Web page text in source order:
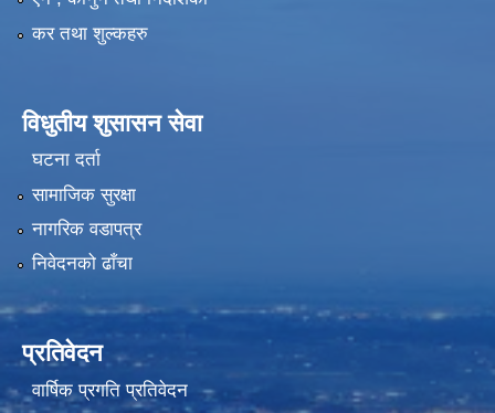
कर तथा शुल्कहरु
विधुतीय शुसासन सेवा
घटना दर्ता
सामाजिक सुरक्षा
नागरिक वडापत्र
निवेदनको ढाँचा
प्रतिवेदन
वार्षिक प्रगति प्रतिवेदन